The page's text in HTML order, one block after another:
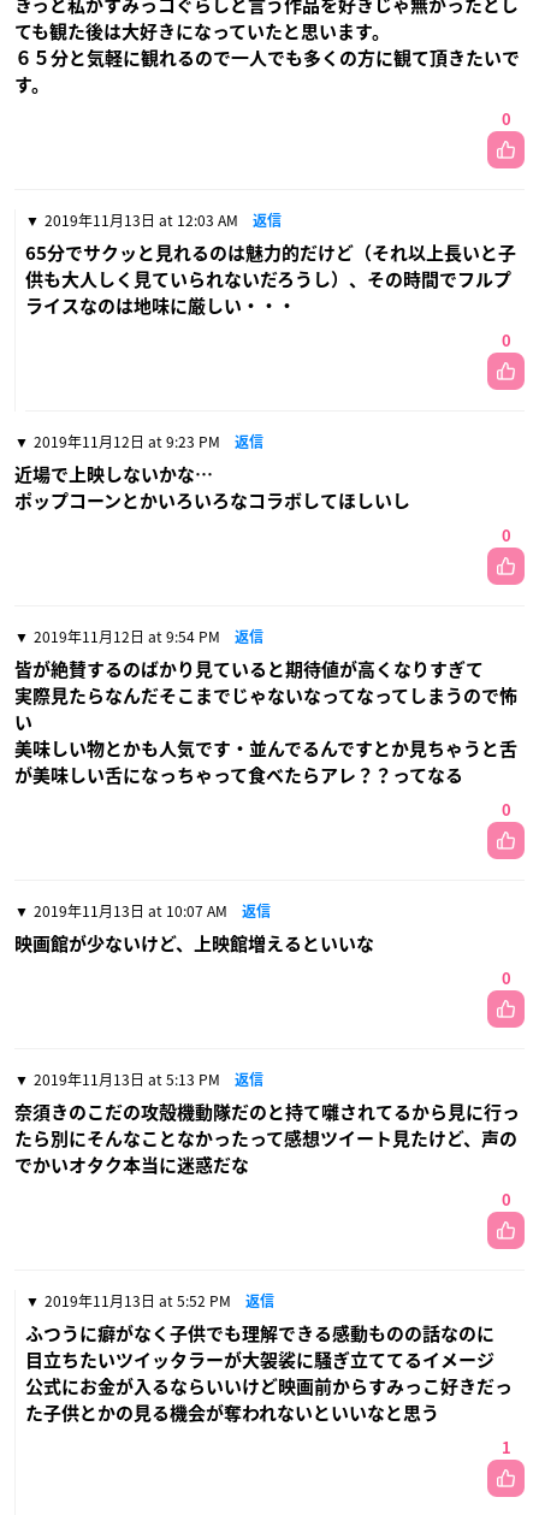
きっと私がすみっコぐらしと言う作品を好きじゃ無かったとし
ても観た後は大好きになっていたと思います。
６５分と気軽に観れるので一人でも多くの方に観て頂きたいで
す。
0
2019年11月13日 at 12:03 AM 返信
65分でサクッと見れるのは魅力的だけど（それ以上長いと子
供も大人しく見ていられないだろうし）、その時間でフルプ
ライスなのは地味に厳しい・・・
0
2019年11月12日 at 9:23 PM 返信
近場で上映しないかな…
ポップコーンとかいろいろなコラボしてほしいし
0
2019年11月12日 at 9:54 PM 返信
皆が絶賛するのばかり見ていると期待値が高くなりすぎて
実際見たらなんだそこまでじゃないなってなってしまうので怖
い
美味しい物とかも人気です・並んでるんですとか見ちゃうと舌
が美味しい舌になっちゃって食べたらアレ？？ってなる
0
2019年11月13日 at 10:07 AM 返信
映画館が少ないけど、上映館増えるといいな
0
2019年11月13日 at 5:13 PM 返信
奈須きのこだの攻殻機動隊だのと持て囃されてるから見に行っ
たら別にそんなことなかったって感想ツイート見たけど、声の
でかいオタク本当に迷惑だな
0
2019年11月13日 at 5:52 PM 返信
ふつうに癖がなく子供でも理解できる感動ものの話なのに
目立ちたいツイッタラーが大袈裟に騒ぎ立ててるイメージ
公式にお金が入るならいいけど映画前からすみっこ好きだっ
た子供とかの見る機会が奪われないといいなと思う
1